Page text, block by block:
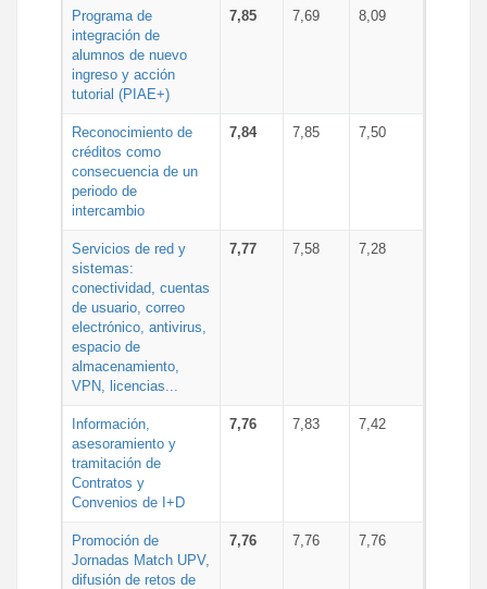
Programa de
integración de
alumnos de nuevo
ingreso y acción
tutorial (PIAE+)
7,85 7,69 8,09
Reconocimiento de
créditos como
consecuencia de un
periodo de
intercambio
7,84 7,85 7,50
Servicios de red y
sistemas:
conectividad, cuentas
de usuario, correo
electrónico, antivirus,
espacio de
almacenamiento,
VPN, licencias...
7,77 7,58 7,28
Información,
asesoramiento y
tramitación de
Contratos y
Convenios de I+D
7,76 7,83 7,42
Promoción de
Jornadas Match UPV,
difusión de retos de
7,76 7,76 7,76